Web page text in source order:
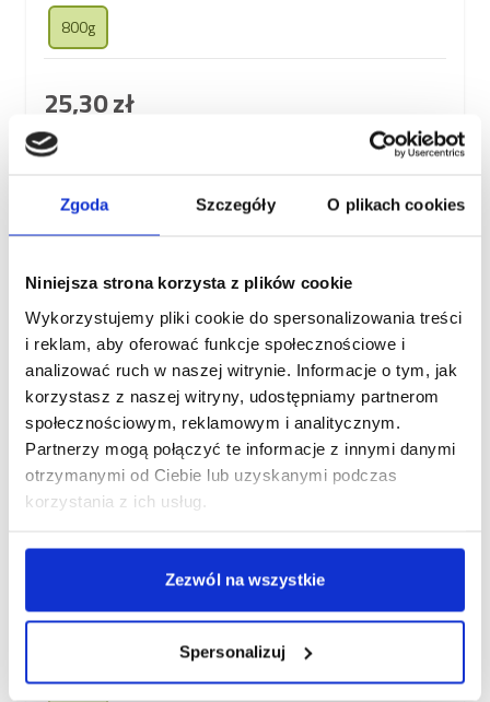
Zgoda Szczegóły O plikach cookies
Niniejsza strona korzysta z plików cookie
Wykorzystujemy pliki cookie do spersonalizowania treści
i reklam, aby oferować funkcje społecznościowe i
analizować ruch w naszej witrynie. Informacje o tym, jak
korzystasz z naszej witryny, udostępniamy partnerom
społecznościowym, reklamowym i analitycznym.
Partnerzy mogą połączyć te informacje z innymi danymi
otrzymanymi od Ciebie lub uzyskanymi podczas
korzystania z ich usług.
Zezwól na wszystkie
Spersonalizuj
800g
25,30 zł
Pełnoporcjowa karma dla kociąt
Pełnoporcjowa, zbilansowana karma dla kociąt i kotek w
probiotykami. Wspiera wzrost, rozwój mięśni i kości oraz
300g